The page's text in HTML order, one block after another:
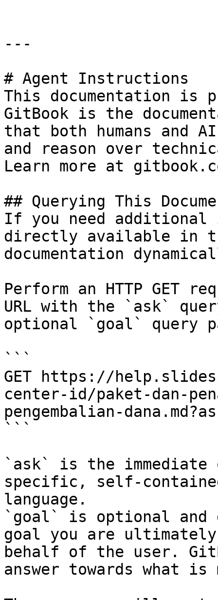
---
# Agent Instructions
This documentation is
GitBook is the
that both humans and
and reason over
Learn more at
## Querying This
If you need
directly available in
documentation
Perform an HTTP GET
URL with the `ask`
optional `goal` query
```
GET https://
center-id/paket-dan-
pengembalian-
```
`ask` is the
specific, self-
language.
`goal` is optional and
goal you are
behalf of the user.
answer towards what